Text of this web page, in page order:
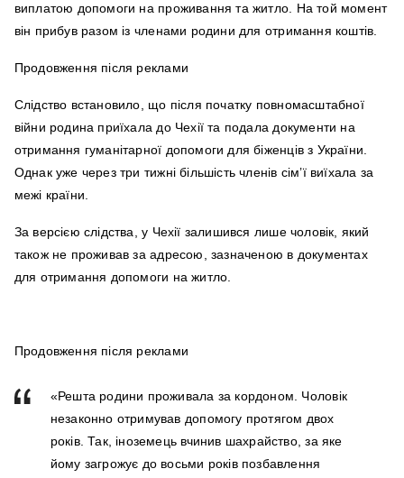
виплатою допомоги на проживання та житло. На той момент
він прибув разом із членами родини для отримання коштів.
Продовження після реклами
Слідство встановило, що після початку повномасштабної
війни родина приїхала до Чехії та подала документи на
отримання гуманітарної допомоги для біженців з України.
Однак уже через три тижні більшість членів сім’ї виїхала за
межі країни.
За версією слідства, у Чехії залишився лише чоловік, який
також не проживав за адресою, зазначеною в документах
для отримання допомоги на житло.
Продовження після реклами
«Решта родини проживала за кордоном. Чоловік
незаконно отримував допомогу протягом двох
років. Так, іноземець вчинив шахрайство, за яке
йому загрожує до восьми років позбавлення